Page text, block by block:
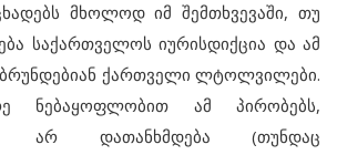
მხოლოდ იმ შემთხვევაში, თუ
საქართველოს იურისდიქცია და ამ
ქართველი ლტოლვილები.
ნებაყოფლობით ამ პირობებს,
არ დათანხმდება (თუნდაც